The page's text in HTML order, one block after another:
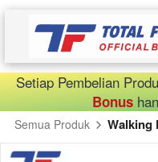
Setiap Pembelian
Bonus
Semua Produk Walking